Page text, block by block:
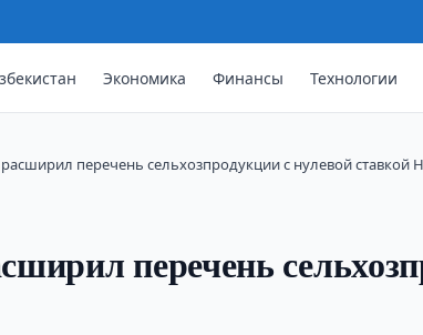
Экономика Финансы Технологии
расширил перечень сельхозпродукции с нулевой ставкой
перечень